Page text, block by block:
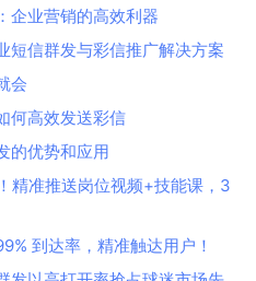
企业营销的高效利器
短信群发与彩信推广解决方案
会
何高效发送彩信
的优势和应用
精准推送岗位视频+技能课，3
到达率，精准触达用户！